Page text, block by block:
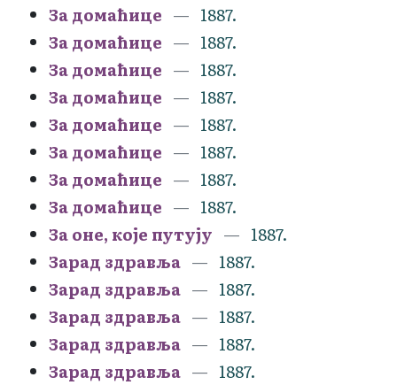
За домаћице
1887.
За домаћице
1887.
За домаћице
1887.
За домаћице
1887.
За домаћице
1887.
За домаћице
1887.
За домаћице
1887.
За домаћице
1887.
За оне, које путују
1887.
Зарад здравља
1887.
Зарад здравља
1887.
Зарад здравља
1887.
Зарад здравља
1887.
Зарад здравља
1887.